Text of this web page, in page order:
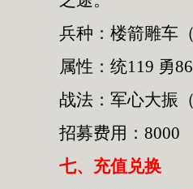
兵种：楼箭雕车
属性：统119 勇
战法：军心大振
招募费用：8000
七、 充值兑换